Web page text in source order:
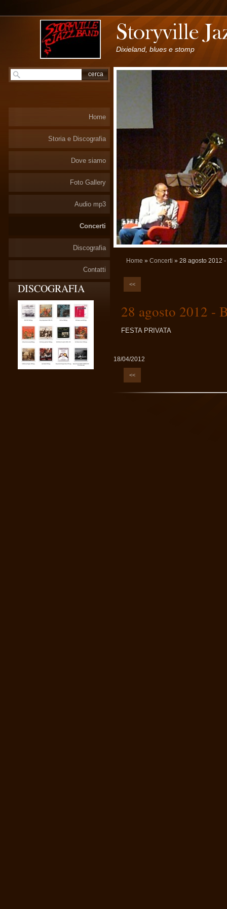
Dixieland, blues e stomp
Home » Concerti » 28 agosto 2012
<<
28 agosto 2012 -
FESTA PRIVATA
18/04/2012
<<
Home
Storia e Discografia
Dove siamo
Foto Gallery
Audio mp3
Concerti
Discografia
Contatti
DISCOGRAFIA